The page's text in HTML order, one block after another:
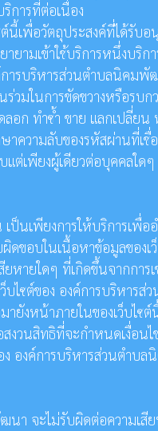
การที่ต่อเนื่อง
ซต์นี้เพื่อวัตถุประสงค์ที่ไ
ายามเข้าใช้บริการหนึ่งบ
ารบริหารส่วนตำบลนิคมพั
ร่วมในการขัดขวางหรือร
ลอก ทำซ้ำ ขาย แลกเปลี่
ความลับของรหัสผ่านที่เชื่
แต่เพียงผู้เดียวต่อบุคคลใ
น เป็นเพียงการให้บริการ
ดขอบในเนื้อหาข้อมูลของ
ายใดๆ ที่เกิดขึ้นจากการเ
บไซต์ของ องค์การบริหา
ายังหน้าภายในของเว็บ
นสิทธิที่จะกำหนดเงื่อนไ
อง องค์การบริหารส่วนตำ
จะไม่รับผิดต่อความเสีย